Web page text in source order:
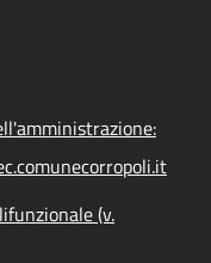
(v.